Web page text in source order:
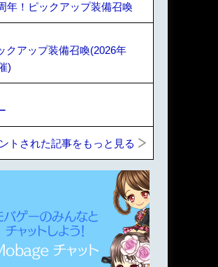
年！ピックアップ装備召喚
クアップ装備召喚(2026年
)
トされた記事をもっと見る